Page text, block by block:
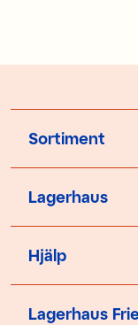
Sortiment
Lagerhaus
Hjälp
Lagerhaus